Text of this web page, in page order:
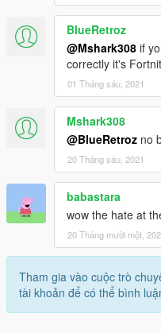
BlueRetroz
@Mshark308 if
correctly it's
01 Tháng sáu, 2021
Mshark308
@BlueRetroz no
20 Tháng sáu, 2021
babastara
wow the hate at
20 Tháng mười một,
Tham gia vào cuộc trò
tài khoản để có thể bình